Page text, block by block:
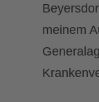
meinem